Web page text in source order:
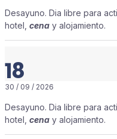
Desayuno. Dia libre para
hotel, cena y alojamiento.
18
30 / 09 / 2026
Desayuno. Dia libre para
hotel, cena y alojamiento.